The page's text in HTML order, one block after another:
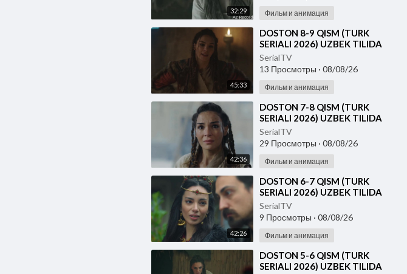
32:29 Фильм и анимация
45:33
⁣DOSTON 8-9 QISM (TURK
SERIALI 2026) UZBEK TILIDA
SerialTV
13 Просмотры · 08/08/26
Фильм и анимация
42:36
⁣DOSTON 7-8 QISM (TURK
SERIALI 2026) UZBEK TILIDA
SerialTV
29 Просмотры · 08/08/26
Фильм и анимация
42:26
⁣DOSTON 6-7 QISM (TURK
SERIALI 2026) UZBEK TILIDA
SerialTV
9 Просмотры · 08/08/26
Фильм и анимация
⁣DOSTON 5-6 QISM (TURK
SERIALI 2026) UZBEK TILIDA